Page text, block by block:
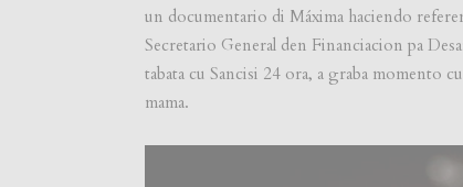
un documentario di Máxima haciendo
Secretario General den Financiacion pa
tabata cu Sancisi 24 ora, a graba momento
mama.